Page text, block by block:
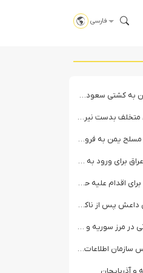
فارسی
در شمال دریای سرخ
نیروی دریایی ارتش یمن
به فرودگاه نجران
مقر مقاومت در حومه بغداد
در لبنان آماده می‌شود!
عملیات انغماسی داعش در رقه
توسط نیروهای الجولانی
درباره اختلافات در ساختار امنیتی
آذربایجان